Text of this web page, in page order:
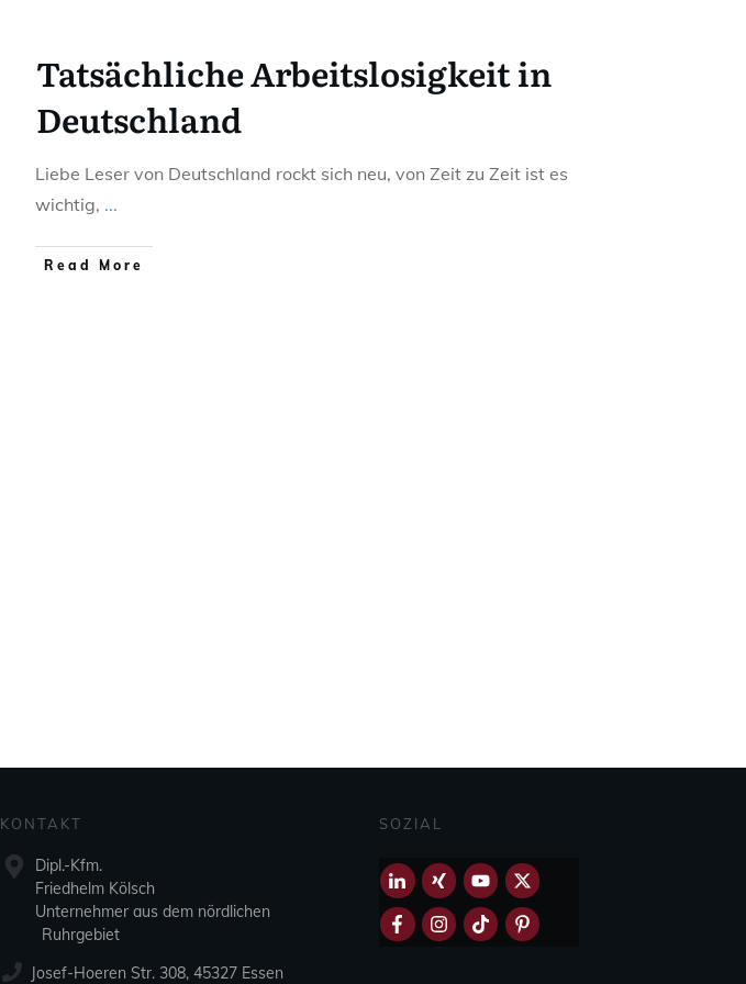
Tatsächliche Arbeitslosigkeit in
Deutschland
Liebe Leser von Deutschland rockt sich neu, von Zeit zu Zeit ist es
wichtig, ...
Read More
KONTAKT
Dipl.-Kfm.
Friedhelm Kölsch
Unternehmer aus dem nördlichen
Ruhrgebiet
Josef-Hoeren Str. 308, 45327 Essen
SOZIAL